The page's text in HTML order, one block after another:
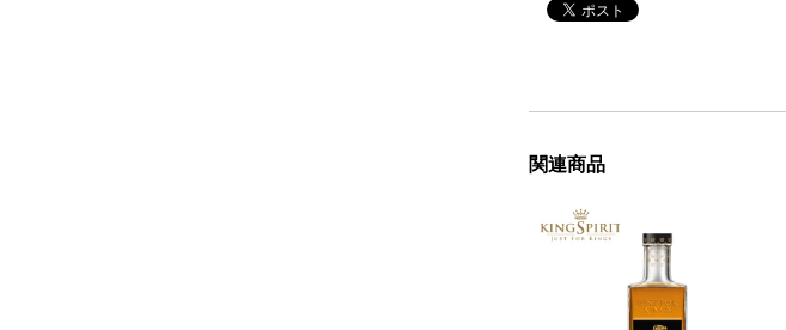
関連商品